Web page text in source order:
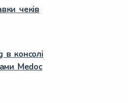
чеків
в консолі
Medoc